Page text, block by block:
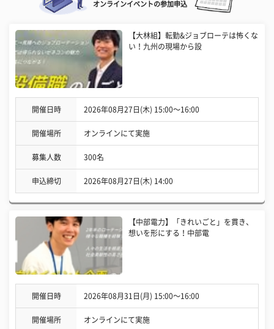
オンラインイベントの参加申込
【大林組】転勤&ジョブローテは怖くな
い！九州の現場から設
開催日時 2026年08月27日(木) 15:00〜16:00
開催場所 オンラインにて実施
募集人数 300名
申込締切 2026年08月27日(木) 14:00
【中部電力】「きれいごと」を貫き、
想いを形にする！中部電
開催日時 2026年08月31日(月) 15:00〜16:00
開催場所 オンラインにて実施